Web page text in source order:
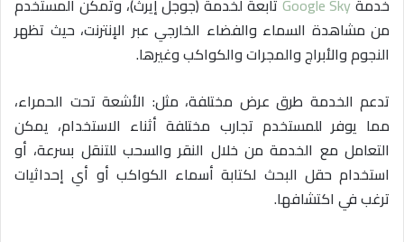
من مشاهدة السماء والفضاء الخارجي عبر الإنترنت، حيث تظهر
النجوم والأبراج والمجرات والكواكب وغيرها.
تدعم الخدمة طرق عرض مختلفة، مثل: الأشعة تحت الحمراء،
مما يوفر للمستخدم تجارب مختلفة أثناء الاستخدام، يمكن
التعامل مع الخدمة من خلال النقر والسحب للتنقل بسرعة، أو
استخدام حقل البحث لكتابة أسماء الكواكب أو أي إحداثيات
ترغب في اكتشافها.